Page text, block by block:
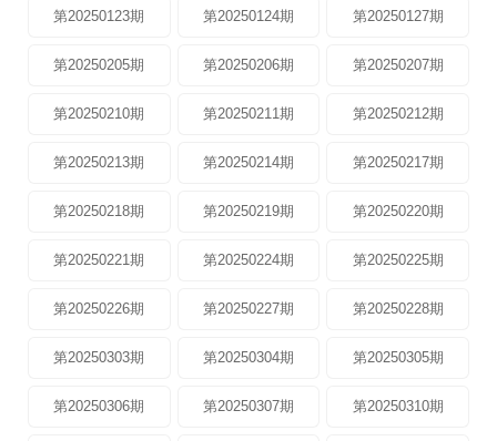
第20250123期 第20250124期 第20250127期
第20250205期 第20250206期 第20250207期
第20250210期 第20250211期 第20250212期
第20250213期 第20250214期 第20250217期
第20250218期 第20250219期 第20250220期
第20250221期 第20250224期 第20250225期
第20250226期 第20250227期 第20250228期
第20250303期 第20250304期 第20250305期
第20250306期 第20250307期 第20250310期